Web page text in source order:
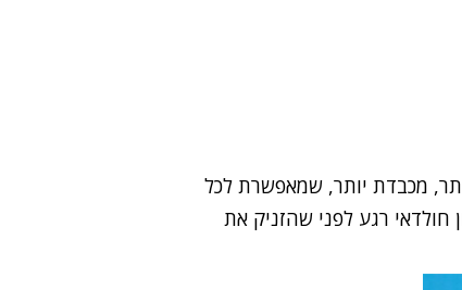
מכבדת יותר, שמאפשרת לכל
חולדאי רגע לפני שהזניק את